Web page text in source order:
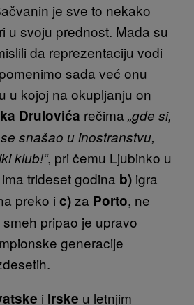
je sve to nekako
u svoju prednost. Mada su
da reprezentaciju vodi
sada već onu
u kojoj na okupljanju on
Drulovića rečima „gde si,
snašao u inostranstvu,
klub!“, pri čemu Ljubinko u
ima trideset godina b) igra
preko i c)za Porto, ne
pripao je upravo
generacije
i Irske u letnjim